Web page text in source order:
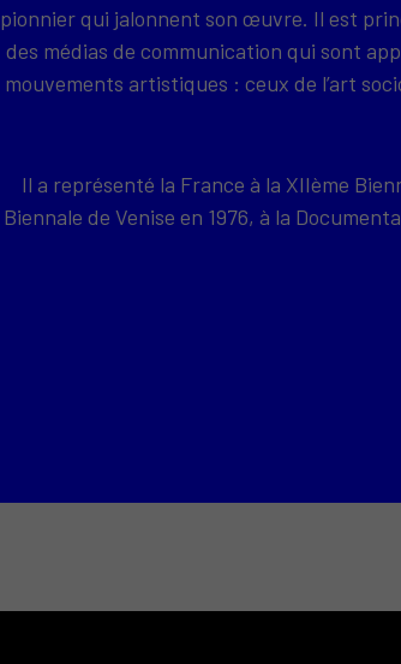
pionnier qui jalonnent son œuvre. Il est
des médias de communication qui sont
mouvements artistiques : ceux de l’art
Il a représenté la France à la XIIème
Biennale de Venise en 1976, à la